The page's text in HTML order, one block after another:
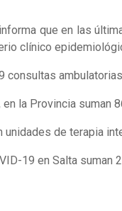
que en las
clínico
consultas
la Provincia suman
unidades de terapia
19 en Salta suman